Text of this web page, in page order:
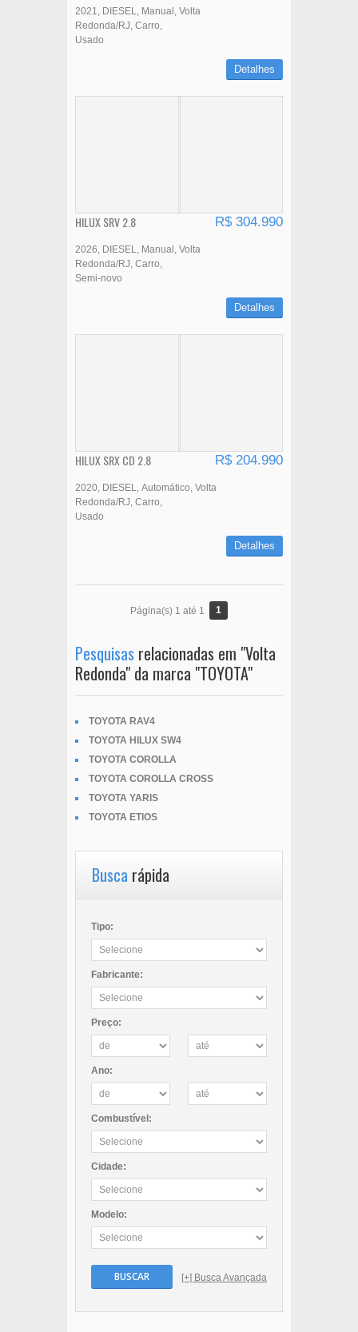
2021 DIESEL Manual
Volta
Redonda/RJ Carro
Usado
Detalhes
HILUX SRV 2.8 R$ 304.990
2026 DIESEL Manual
Volta
Redonda/RJ Carro
Semi-novo
Detalhes
HILUX SRX CD 2.8 R$ 204.990
2020 DIESEL Automático Volta
Redonda/RJ Carro
Usado
Detalhes
Página(s) 1 até 1 1
Pesquisas relacionadas em "Volta
Redonda" da marca "TOYOTA"
TOYOTA RAV4
TOYOTA HILUX SW4
TOYOTA COROLLA
TOYOTA COROLLA CROSS
TOYOTA YARIS
TOYOTA ETIOS
Busca rápida
Tipo:
Fabricante:
Preço:
Ano:
Combustível:
Cidade:
Modelo:
BUSCAR [+] Busca Avançada